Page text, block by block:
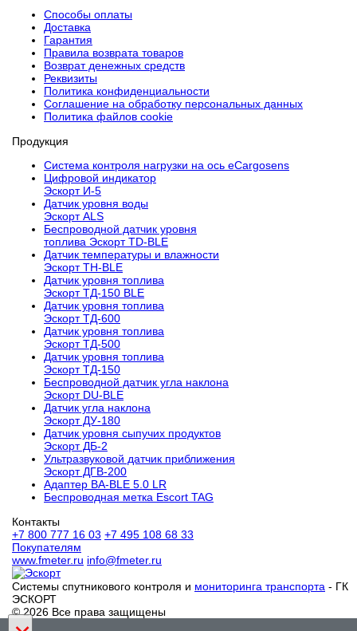
Способы оплаты
Доставка
Гарантия
Правила возврата товаров
Возврат денежных средств
Реквизиты
Политика конфиденциальности
Соглашение на обработку персональных данных
Политика файлов cookie
Продукция
Cистема контроля нагрузки на ось eCargosens
Цифровой индикатор
Эскорт И-5
Датчик уровня воды
Эскорт ALS
Беспроводной датчик уровня
топлива Эскорт TD-BLE
Датчик температуры и влажности
Эскорт TH-BLE
Датчик уровня топлива
Эскорт ТД-150 BLE
Датчик уровня топлива
Эскорт ТД-600
Датчик уровня топлива
Эскорт ТД-500
Датчик уровня топлива
Эскорт ТД-150
Беспроводной датчик угла наклона
Эскорт DU-BLE
Датчик угла наклона
Эскорт ДУ-180
Датчик уровня сыпучих продуктов
Эскорт ДБ-2
Ультразвуковой датчик приближения
Эскорт ДГВ-200
Aдаптер BA-BLE 5.0 LR
Беспроводная метка Escort TAG
Контакты
+7 800 777 16 03 +7 495 108 68 33
Покупателям
www.fmeter.ru info@fmeter.ru
Системы спутникового контроля и мониторинга транспорта - ГК
ЭСКОРТ
© 2026 Все права защищены